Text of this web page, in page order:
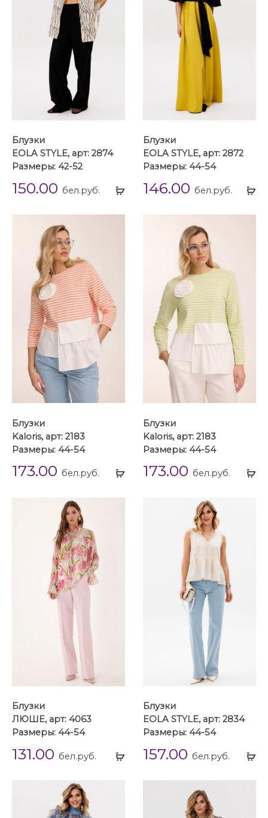
Выбрать
Блузки
EOLA STYLE, арт: 2874
Размеры: 42-52
150.00 бел.руб.
Блузки
EOLA STYLE, арт: 2872
Размеры: 44-54
146.00 бел.руб.
Выбрать
Блузки
Kaloris, арт: 2183
Размеры: 44-54
173.00 бел.руб.
Блузки
Kaloris, арт: 2183
Размеры: 44-54
173.00 бел.руб.
Выбрать
Блузки
ЛЮШЕ, арт: 4063
Размеры: 44-54
131.00 бел.руб.
Блузки
EOLA STYLE, арт: 2834
Размеры: 44-54
157.00 бел.руб.